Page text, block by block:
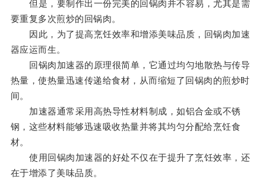
但是，要制作出一份完美的回锅肉并不容易，尤其是需
要重复多次煎炒的回锅肉。
因此，为了提高烹饪效率和增添美味品质，回锅肉加速
器应运而生。
回锅肉加速器的原理很简单，它通过均匀地散热与传导
热量，使热量迅速传递给食材，从而缩短了回锅肉的煎炒时
间。
加速器通常采用高热导性材料制成，如铝合金或不锈
钢，这些材料能够迅速吸收热量并将其均匀分配给烹饪食
材。
使用回锅肉加速器的好处不仅在于提升了烹饪效率，还
在于增添了美味品质。